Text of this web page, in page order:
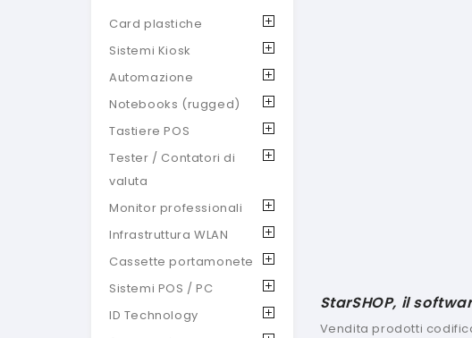
Card plastiche
Sistemi Kiosk
Automazione
Notebooks (rugged)
Tastiere POS
Tester / Contatori di
valuta
Monitor professionali
Infrastruttura WLAN
Cassette portamonete
Sistemi POS / PC
ID Technology
StarSHOP, il
Vendita prodotti